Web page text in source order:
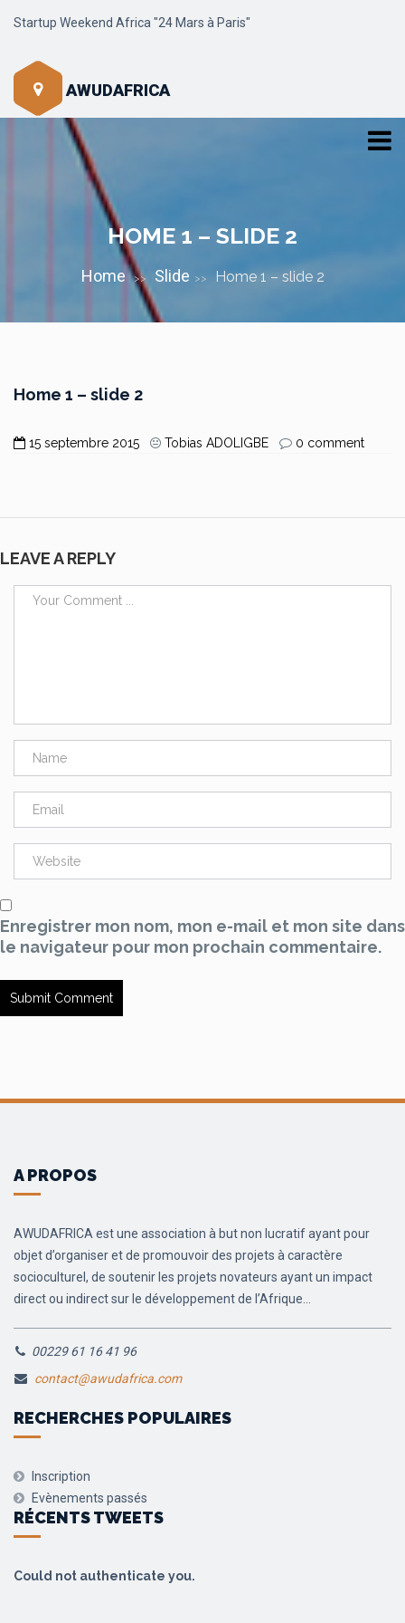
Startup Weekend Africa "24 Mars à Paris"
AWUDAFRICA
HOME 1 – SLIDE 2
Home >> Slide >> Home 1 – slide 2
Home 1 – slide 2
15 septembre 2015 Tobias ADOLIGBE 0 comment
LEAVE A REPLY
Enregistrer mon nom, mon e-mail et mon site dans
le navigateur pour mon prochain commentaire.
A PROPOS
AWUDAFRICA est une association à but non lucratif ayant pour
objet d’organiser et de promouvoir des projets à caractère
socioculturel, de soutenir les projets novateurs ayant un impact
direct ou indirect sur le développement de l’Afrique...
00229 61 16 41 96
contact@awudafrica.com
RECHERCHES POPULAIRES
Inscription
Evènements passés
RÉCENTS TWEETS
Could not authenticate you.